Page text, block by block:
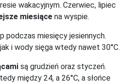
wakacyjnym. Czerwiec, lipiec
miesiące na wyspie.
podczas miesięcy jesiennych.
i wody sięga wtedy nawet 30°C.
są grudzień oraz styczeń.
między 24, a 26°C, a słońce